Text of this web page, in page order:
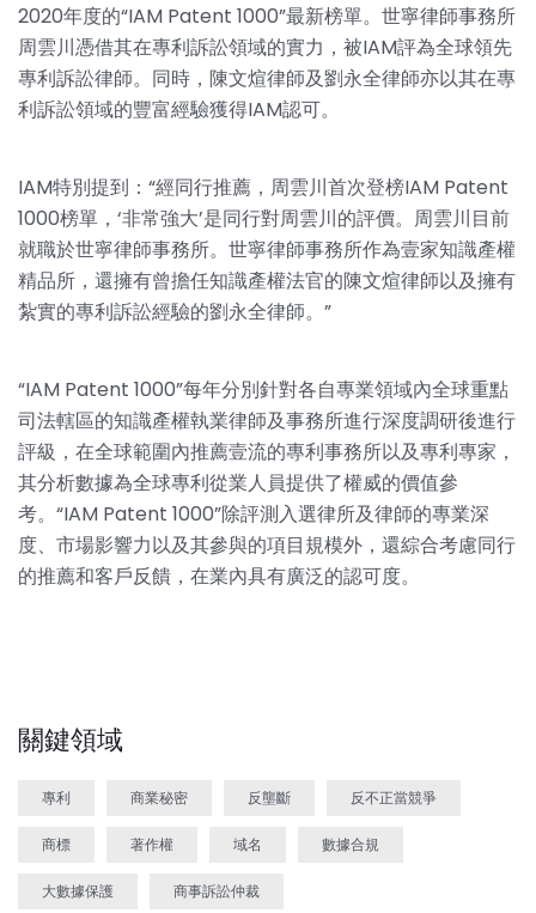
2020年度的“IAM Patent 1000”最新榜單。世寧律師事務所
周雲川憑借其在專利訴訟領域的實力，被IAM評為全球領先
專利訴訟律師。同時，陳文煊律師及劉永全律師亦以其在專
利訴訟領域的豐富經驗獲得IAM認可。
IAM特別提到：“經同行推薦，周雲川首次登榜IAM Patent
1000榜單，‘非常強大’是同行對周雲川的評價。周雲川目前
就職於世寧律師事務所。世寧律師事務所作為壹家知識產權
精品所，還擁有曾擔任知識產權法官的陳文煊律師以及擁有
紮實的專利訴訟經驗的劉永全律師。”
“IAM Patent 1000”每年分別針對各自專業領域內全球重點
司法轄區的知識產權執業律師及事務所進行深度調研後進行
評級，在全球範圍內推薦壹流的專利事務所以及專利專家，
其分析數據為全球專利從業人員提供了權威的價值參
考。“IAM Patent 1000”除評測入選律所及律師的專業深
度、市場影響力以及其參與的項目規模外，還綜合考慮同行
的推薦和客戶反饋，在業內具有廣泛的認可度。
關鍵領域
專利 商業秘密 反壟斷 反不正當競爭
商標 著作權 域名 數據合規
大數據保護 商事訴訟仲裁